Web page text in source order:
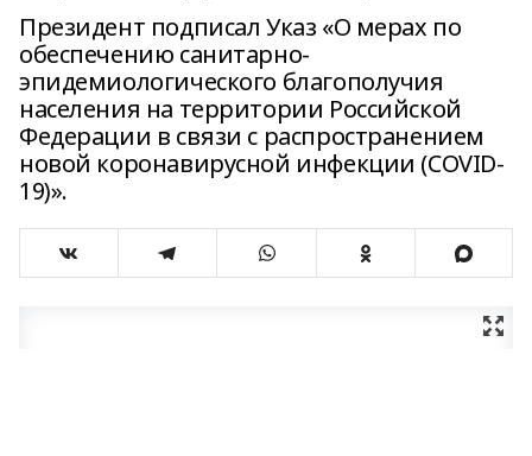
Президент подписал Указ «О мерах по
обеспечению санитарно-
эпидемиологического благополучия
населения на территории Российской
Федерации в связи с распространением
новой коронавирусной инфекции (COVID-
19)».